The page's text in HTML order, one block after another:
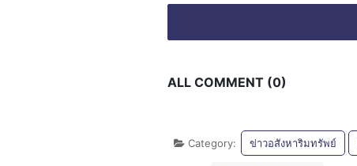
ALL COMMENT (0)
Category: ข่าวอสังหาริมทรัพย์